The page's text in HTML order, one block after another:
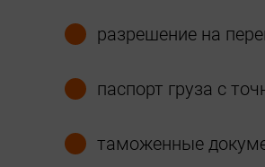
разрешение на
паспорт груза с
таможенные